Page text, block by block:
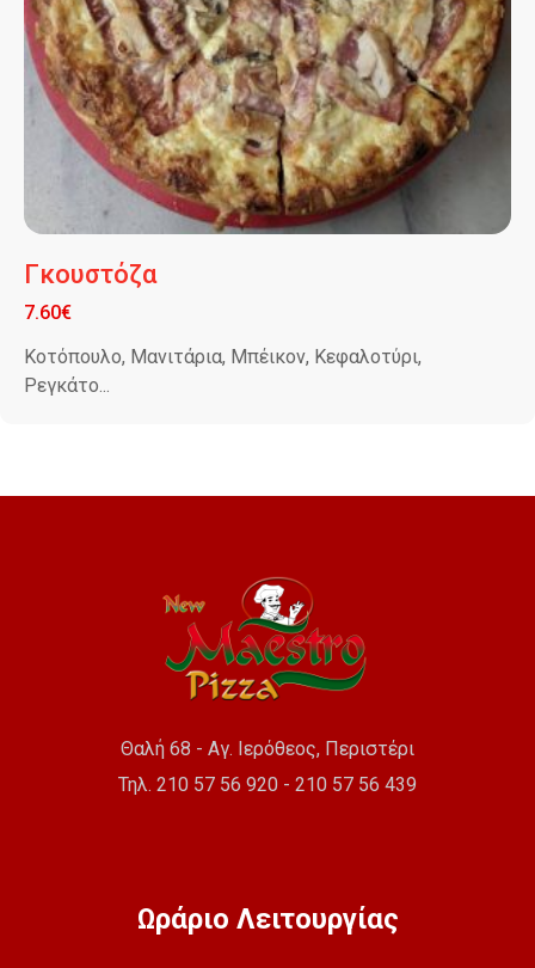
Γκουστόζα
7.60€
Κοτόπουλο, Μανιτάρια, Μπέικον, Κεφαλοτύρι,
Ρεγκάτο...
Θαλή 68 - Αγ. Ιερόθεος, Περιστέρι
Τηλ. 210 57 56 920 - 210 57 56 439
Ωράριο Λειτουργίας